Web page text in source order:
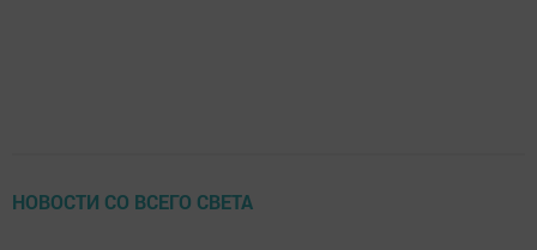
НОВОСТИ СО ВСЕГО СВЕТА